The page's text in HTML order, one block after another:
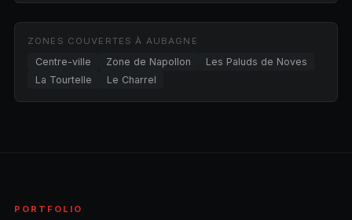
ZONES COUVERTES À AUBAGNE
Centre-ville Zone de Napollon
Les Paluds de Noves
La Tourtelle
Le Charrel
PORTFOLIO